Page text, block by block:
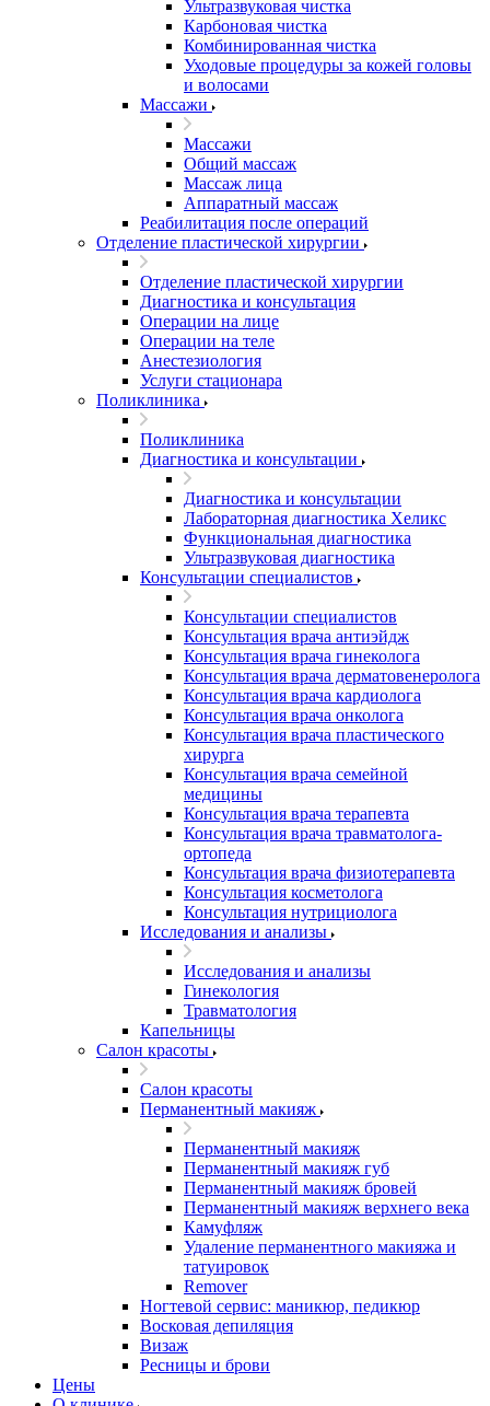
Ультразвуковая чистка
Карбоновая чистка
Комбинированная чистка
Уходовые процедуры за кожей головы
и волосами
Массажи
Массажи
Общий массаж
Массаж лица
Аппаратный массаж
Реабилитация после операций
Отделение пластической хирургии
Отделение пластической хирургии
Диагностика и консультация
Операции на лице
Операции на теле
Анестезиология
Услуги стационара
Поликлиника
Поликлиника
Диагностика и консультации
Диагностика и консультации
Лабораторная диагностика Хеликс
Функциональная диагностика
Ультразвуковая диагностика
Консультации специалистов
Консультации специалистов
Консультация врача антиэйдж
Консультация врача гинеколога
Консультация врача дерматовенеролога
Консультация врача кардиолога
Консультация врача онколога
Консультация врача пластического
хирурга
Консультация врача семейной
медицины
Консультация врача терапевта
Консультация врача травматолога-
ортопеда
Консультация врача физиотерапевта
Консультация косметолога
Консультация нутрициолога
Исследования и анализы
Исследования и анализы
Гинекология
Травматология
Капельницы
Салон красоты
Салон красоты
Перманентный макияж
Перманентный макияж
Перманентный макияж губ
Перманентный макияж бровей
Перманентный макияж верхнего века
Камуфляж
Удаление перманентного макияжа и
татуировок
Remover
Ногтевой сервис: маникюр, педикюр
Восковая депиляция
Визаж
Ресницы и брови
Цены